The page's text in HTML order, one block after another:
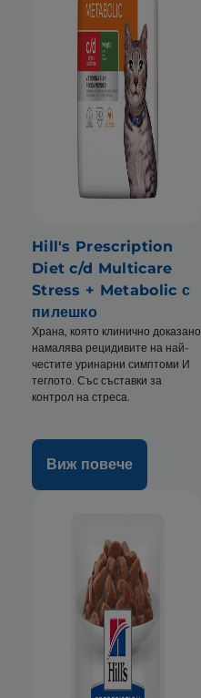
Hill's Prescription
Diet c/d Multicare
Stress + Metabolic с
пилешко
Храна, която клинично доказано
намалява рецидивите на най-
честите уринарни симптоми И
теглото. Със съставки за
контрол на стреса.
Виж повече